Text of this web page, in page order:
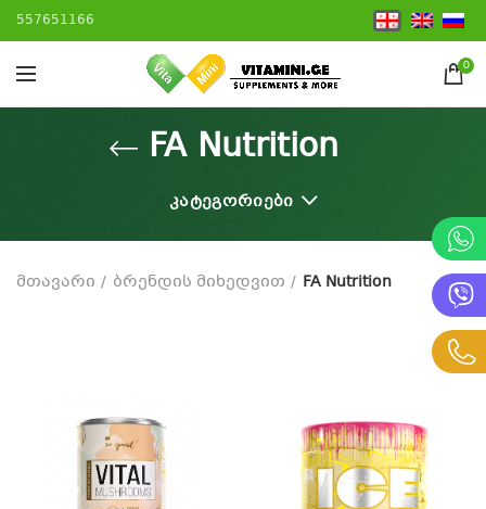
557651166
0
FA Nutrition
ᲙᲐᲢᲔᲒᲝᲠᲘᲔᲑᲘ
მთავარი ბრენდის მიხედვით FA Nutrition